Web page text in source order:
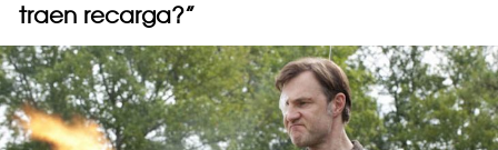
traen recarga?”